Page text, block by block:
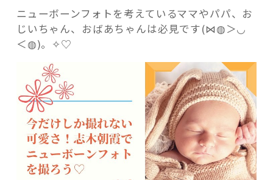
ニューボーンフォトを考えているママやパパ、お
じいちゃん、おばあちゃんは必見です(⋈◍＞◡
＜◍)。✧♡